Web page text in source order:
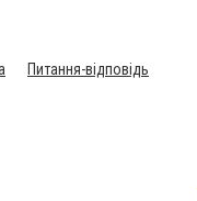
Питання-відповідь